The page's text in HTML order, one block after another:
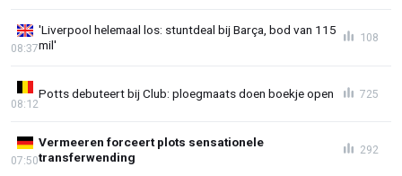
'Liverpool helemaal los: stuntdeal bij Barça, bod van 115
mil'
08:37
108
Potts debuteert bij Club: ploegmaats doen boekje open
08:12
725
Vermeeren forceert plots sensationele
transferwending
07:50
292